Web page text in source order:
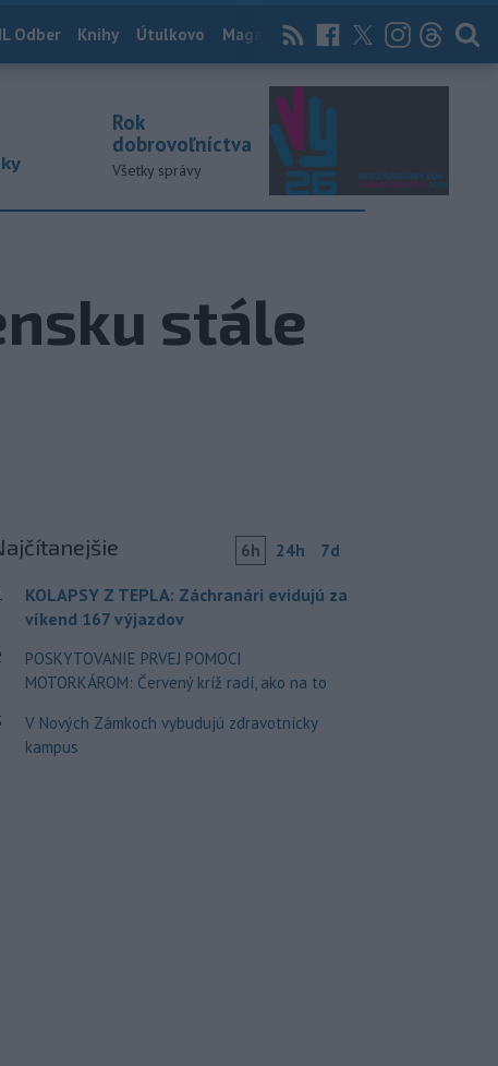
Odber Knihy Útulkovo Magazín News Now Archív
Rok
dobrovoľníctva
Všetky správy
stále
6h 24h 7d
KOLAPSY Z TEPLA: Záchranári evidujú za
víkend 167 výjazdov
POSKYTOVANIE PRVEJ POMOCI
MOTORKÁROM: Červený kríž radí, ako na to
V Nových Zámkoch vybudujú zdravotnícky
kampus